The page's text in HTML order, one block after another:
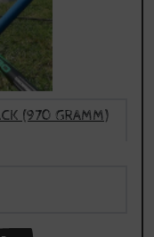
(970 GRAMM)